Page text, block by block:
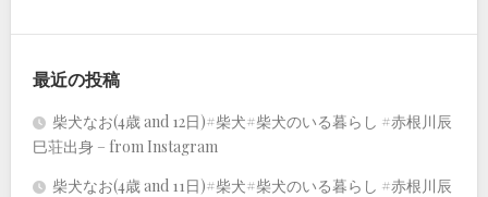
最近の投稿
柴犬なお(4歳 and 12日)#柴犬#柴犬のいる暮らし #赤根川辰
巳荘出身 – from Instagram
柴犬なお(4歳 and 11日)#柴犬#柴犬のいる暮らし #赤根川辰